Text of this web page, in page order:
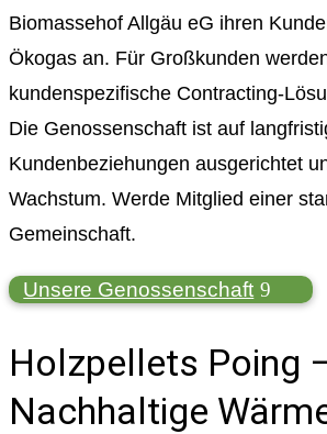
Biomassehof Allgäu eG ihren
Ökogas an. Für Großkunden
kundenspezifische Contracting-
Die Genossenschaft ist auf
Kundenbeziehungen ausgerichtet
Wachstum. Werde Mitglied einer
Gemeinschaft.
Unsere Genossenschaft
Holzpellets Poing
Nachhaltige